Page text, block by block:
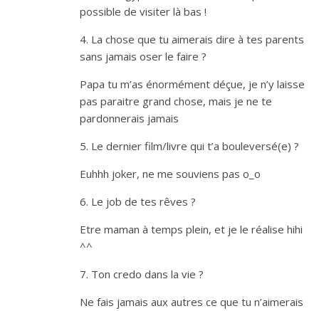
possible de visiter là bas !
4. La chose que tu aimerais dire à tes parents
sans jamais oser le faire ?
Papa tu m’as énormément déçue, je n’y laisse
pas paraitre grand chose, mais je ne te
pardonnerais jamais
5. Le dernier film/livre qui t’a bouleversé(e) ?
Euhhh joker, ne me souviens pas o_o
6. Le job de tes rêves ?
Etre maman à temps plein, et je le réalise hihi
^^
7. Ton credo dans la vie ?
Ne fais jamais aux autres ce que tu n’aimerais